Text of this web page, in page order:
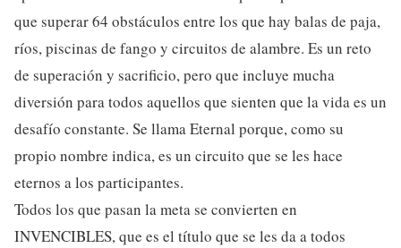
que superar 64 obstáculos entre los que hay balas de paja,
ríos, piscinas de fango y circuitos de alambre. Es un reto
de superación y sacrificio, pero que incluye mucha
diversión para todos aquellos que sienten que la vida es un
desafío constante. Se llama Eternal porque, como su
propio nombre indica, es un circuito que se les hace
eternos a los participantes.
Todos los que pasan la meta se convierten en
INVENCIBLES, que es el título que se les da a todos